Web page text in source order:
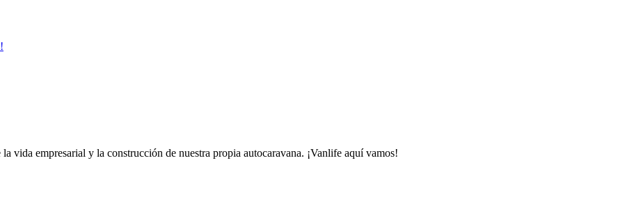
vida empresarial y la construcción de nuestra propia autocaravana. ¡Vanlife aquí vamos!